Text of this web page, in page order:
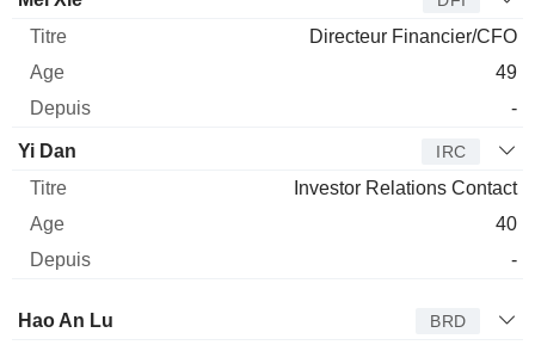
Directeur Financier/CFO
49
-
Yi Dan IRC
Investor Relations Contact
40
-
Administrateur
Hao An Lu BRD